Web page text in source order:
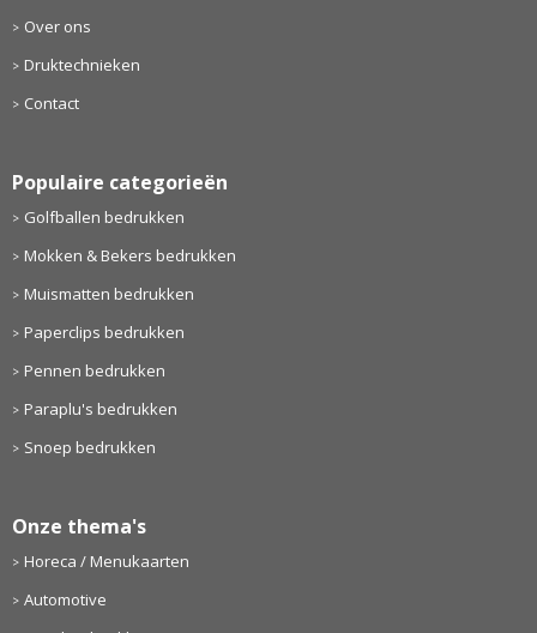
Over ons
Druktechnieken
Contact
Populaire categorieën
Golfballen bedrukken
Mokken & Bekers bedrukken
Muismatten bedrukken
Paperclips bedrukken
Pennen bedrukken
Paraplu's bedrukken
Snoep bedrukken
Onze thema's
Horeca / Menukaarten
Automotive